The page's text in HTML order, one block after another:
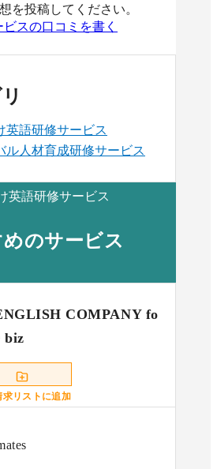
を投稿してください。
ビスの口コミを書く
英語研修サービス
ル人材育成研修サービス
英語研修サービス
のサービス
COMPANY fo
biz
求リストに追加